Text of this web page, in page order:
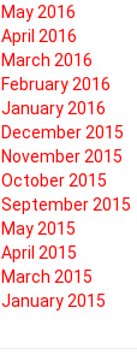
May 2016
April 2016
March 2016
February 2016
January 2016
December 2015
November 2015
October 2015
September 2015
May 2015
April 2015
March 2015
January 2015